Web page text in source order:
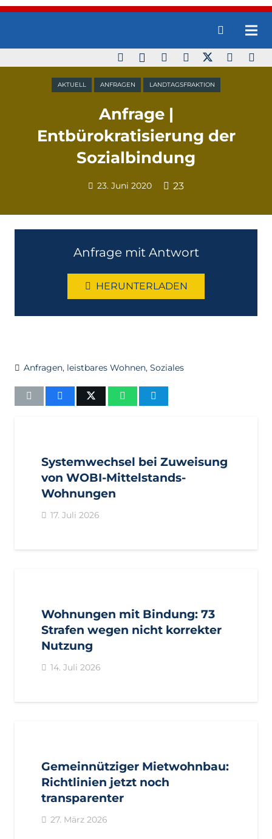
AKTUELL ANFRAGEN LANDTAGSFRAKTION
Anfrage |
Entbürokratisierung der
Sozialbindung
23. Juni 2020 23
Anfrage mit Antwort
HERUNTERLADEN
Anfragen, leistbares Wohnen, Soziales
Systemwechsel bei Zuweisung
von WOBI-Mittelstands-
Wohnungen
17. Juli 2026
Wohnungen mit Bindung: 73
Strafen wegen nicht korrekter
Nutzung
14. Juli 2026
Gemeinnütziger Mietwohnbau:
Richtlinien jetzt noch
transparenter
27. März 2026